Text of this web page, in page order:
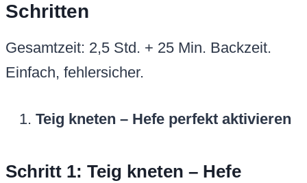
Schritten
Gesamtzeit: 2,5 Std. + 25 Min. Backzeit.
Einfach, fehlersicher.
Teig kneten – Hefe perfekt aktivieren
Schritt 1: Teig kneten – Hefe